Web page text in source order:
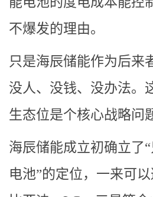
不爆发的理由。
只是海辰储能作为后来
没人、没钱、没办法。
生态位是个核心战略问
海辰储能成立初确立了
电池”的定位，一来可